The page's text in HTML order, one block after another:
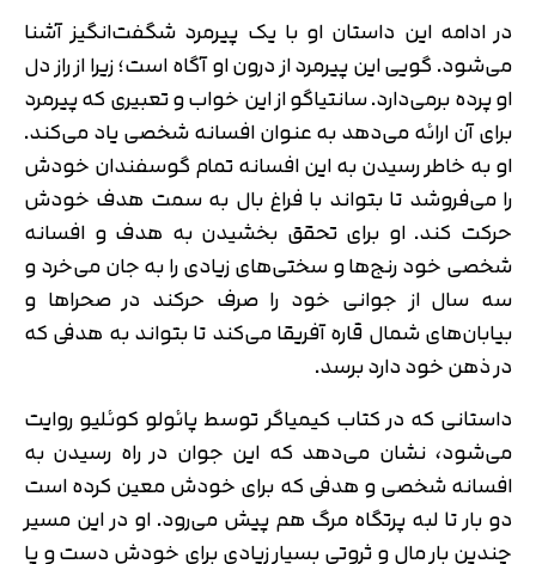
در ادامه این داستان او با یک پیرمرد شگفت‌انگیز آشنا
می‌شود. گویی این پیرمرد از درون او آگاه است؛ زیرا از راز دل
او پرده برمی‌دارد. سانتیاگو از این خواب و تعبیری که پیرمرد
برای آن ارائه می‌‎دهد به عنوان افسانه شخصی یاد می‌کند.
او به خاطر رسیدن به این افسانه تمام گوسفندان خودش
را می‌فروشد تا بتواند با فراغ بال به سمت هدف خودش
حرکت کند. او برای تحقق بخشیدن به هدف و افسانه
شخصی خود رنج‌ها و سختی‌های زیادی را به جان می‌خرد و
سه سال از جوانی خود را صرف حرکند در صحراها و
بیابان‌های شمال قاره آفریقا می‌کند تا بتواند به هدفی که
در ذهن خود دارد برسد.
داستانی که در کتاب کیمیاگر توسط پائولو کوئلیو روایت
می‌شود، نشان می‌دهد که این جوان در راه رسیدن به
افسانه شخصی و هدفی که برای خودش معین کرده است
دو بار تا لبه پرتگاه مرگ هم پیش می‌رود. او در این مسیر
چندین بار مال و ثروتی بسیار زیادی برای خودش دست و پا